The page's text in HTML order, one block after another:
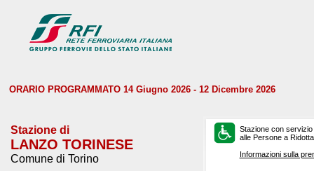
ORARIO PROGRAMMATO 14 Giugno 2026 - 12 Dicembre 2026
Stazione di
LANZO TORINESE
Comune di Torino
Stazione con
alle Persone a
Informazioni sulla